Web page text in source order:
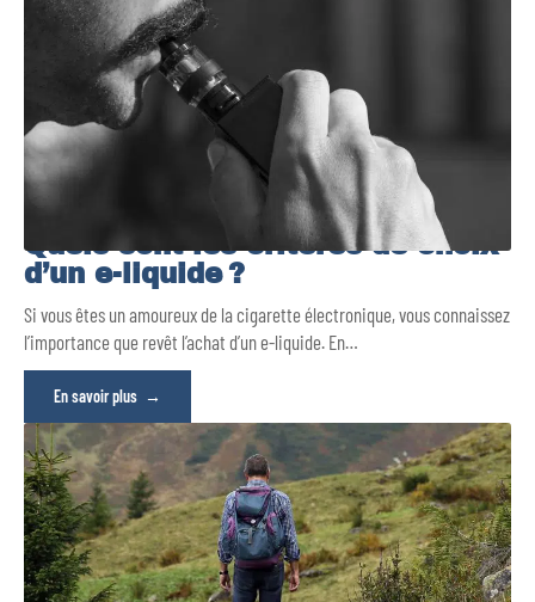
Quels sont les critères de choix
d’un e-liquide ?
Si vous êtes un amoureux de la cigarette électronique, vous connaissez
l’importance que revêt l’achat d’un e-liquide. En…
En savoir plus